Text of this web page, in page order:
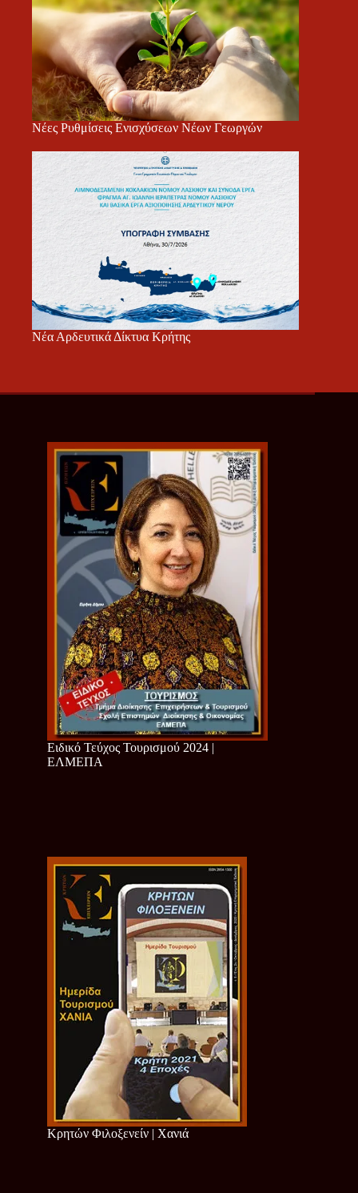
Νέες Ρυθμίσεις Ενισχύσεων Νέων Γεωργών
Νέα Αρδευτικά Δίκτυα Κρήτης
Ειδικό Τεύχος Τουρισμού 2024 |
ΕΛΜΕΠΑ
Κρητών Φιλοξενείν | Χανιά